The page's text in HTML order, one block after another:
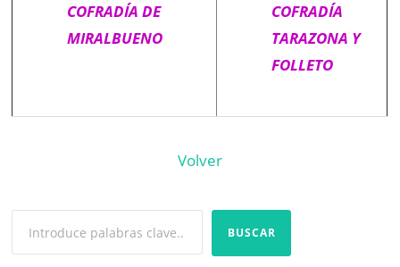
COFRADÍA DE
MIRALBUENO
COFRADÍA
TARAZONA Y
FOLLETO
Volver
BUSCAR